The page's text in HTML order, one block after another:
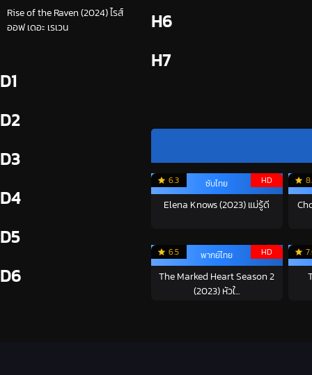
Rise of the Raven (2024) ไรส์
ออฟ เดอะ เรเวน
D1
D2
D3
D4
D5
D6
H6
H7
6.3 HD
ซับไทย
Elena Knows (2023) แม่รู้ดี
6.5 HD
พากย์ไทย
The Marked Heart Season 2
(2023) หัวใ...